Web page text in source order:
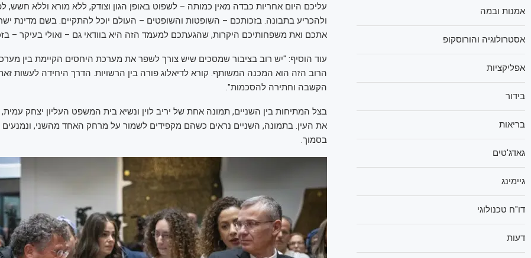
עליכם היום אחריות כבדה מאין כמותה – לשפוט באופן הגון וצודק, ללא מורא וללא חשש,
ולהכריע בתבונה. בזכותכם – השופטות והשופטים – העולם יוכל להתקיים. בשם מדינת
אתכם ואת משפחותיכם היקרות, שהגעתכם למעמד הזה היא בוודאי גם – ואולי בעיקר –
עוד הוסיף: "יש רוב בציבור שמסכים שיש צורך לשפר את מערכת היחסים הקיימת בין
הרוב הזה הוא המכנה המשותף. קורא לדיאלוג פורה בין הרשויות. הדרך היחידה לעשות
הקשבה וחתירה להסכמות".
בצל המתיחות בין השניים, תמונה אחת של יריב לוין ונשיא בית המשפט העליון יצחק
את העין. בתמונה, השניים נראים כשהם מקפידים לשמור על מרחק האחד מהשני,
בסמוך.
אמנות ובמה
אסטרולוגיה והורוסקופ
אפליקציות
בידור
בריאות
גאדג'טים
גיימינג
דו"ח טכנולוגי
דעות